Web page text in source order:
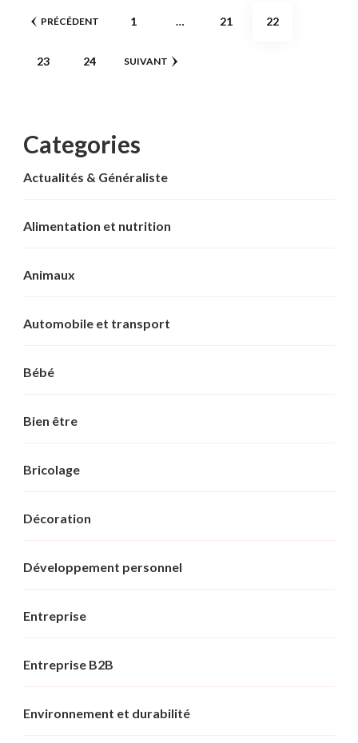
Pagination
publications
PRÉCÉDENT PAGE
1 … PAGE
21 PAGE
22
PAGE
23 PAGE
24 SUIVANT
Categories
Actualités & Généraliste
Alimentation et nutrition
Animaux
Automobile et transport
Bébé
Bien être
Bricolage
Décoration
Développement personnel
Entreprise
Entreprise B2B
Environnement et durabilité